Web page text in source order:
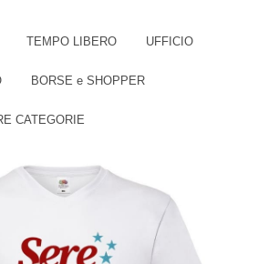
TEMPO LIBERO UFFICIO
BORSE e SHOPPER
CATEGORIE